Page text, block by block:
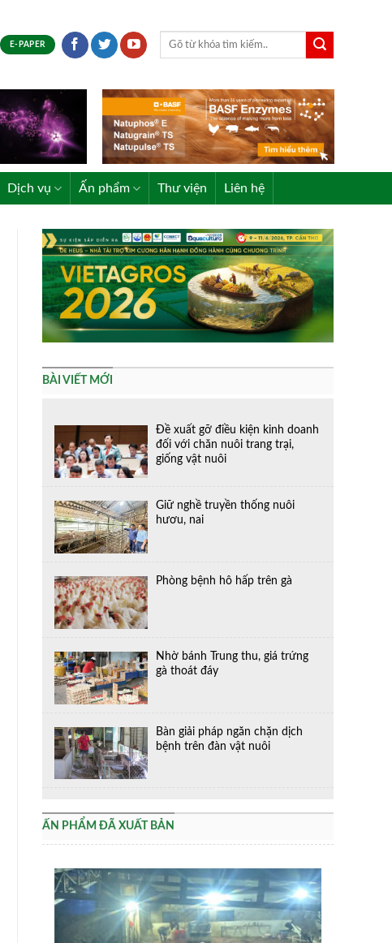
E-PAPER
Dịch vụ Ấn phẩm Thư viện Liên hệ
BÀI VIẾT MỚI
Đề xuất gỡ điều kiện kinh doanh
đối với chăn nuôi trang trại,
giống vật nuôi
Giữ nghề truyền thống nuôi
hươu, nai
Phòng bệnh hô hấp trên gà
Nhờ bánh Trung thu, giá trứng
gà thoát đáy
Bàn giải pháp ngăn chặn dịch
bệnh trên đàn vật nuôi
ẤN PHẨM ĐÃ XUẤT BẢN